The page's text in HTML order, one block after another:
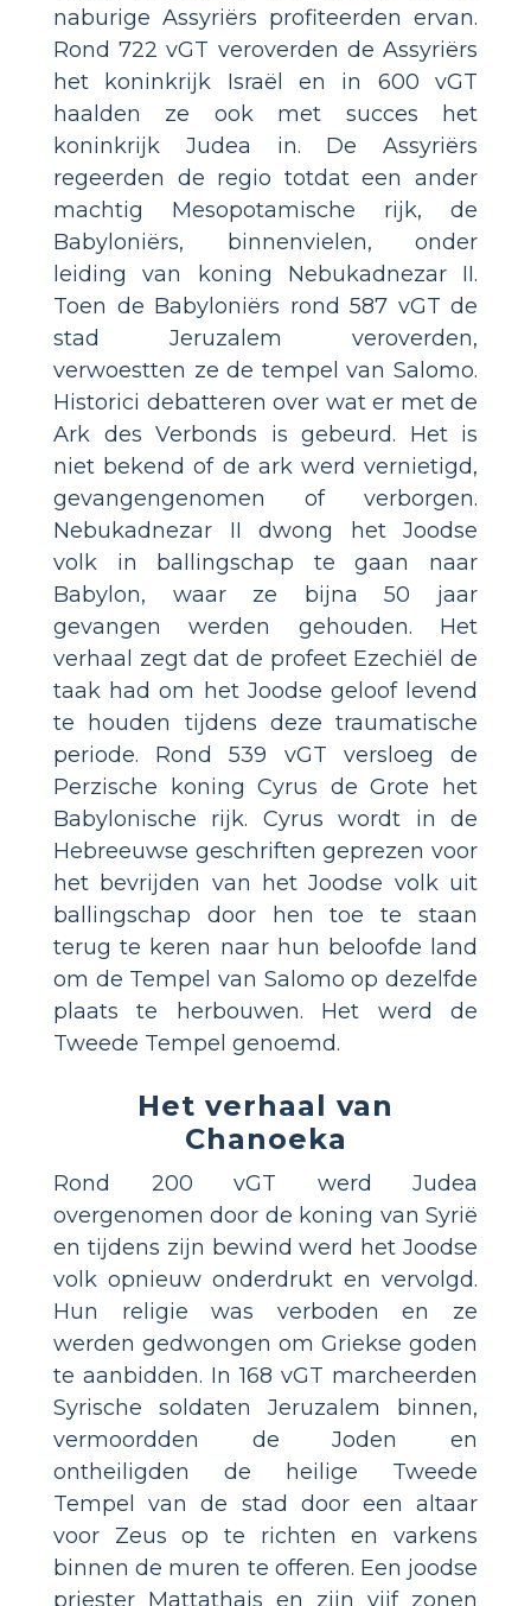
naburige Assyriërs profiteerden ervan.
Rond 722 vGT veroverden de Assyriërs
het koninkrijk Israël en in 600 vGT
haalden ze ook met succes het
koninkrijk Judea in. De Assyriërs
regeerden de regio totdat een ander
machtig Mesopotamische rijk, de
Babyloniërs, binnenvielen, onder
leiding van koning Nebukadnezar II.
Toen de Babyloniërs rond 587 vGT de
stad Jeruzalem veroverden,
verwoestten ze de tempel van Salomo.
Historici debatteren over wat er met de
Ark des Verbonds is gebeurd. Het is
niet bekend of de ark werd vernietigd,
gevangengenomen of verborgen.
Nebukadnezar II dwong het Joodse
volk in ballingschap te gaan naar
Babylon, waar ze bijna 50 jaar
gevangen werden gehouden. Het
verhaal zegt dat de profeet Ezechiël de
taak had om het Joodse geloof levend
te houden tijdens deze traumatische
periode. Rond 539 vGT versloeg de
Perzische koning Cyrus de Grote het
Babylonische rijk. Cyrus wordt in de
Hebreeuwse geschriften geprezen voor
het bevrijden van het Joodse volk uit
ballingschap door hen toe te staan
terug te keren naar hun beloofde land
om de Tempel van Salomo op dezelfde
plaats te herbouwen. Het werd de
Tweede Tempel genoemd.
Het verhaal van
Chanoeka
Rond 200 vGT werd Judea
overgenomen door de koning van Syrië
en tijdens zijn bewind werd het Joodse
volk opnieuw onderdrukt en vervolgd.
Hun religie was verboden en ze
werden gedwongen om Griekse goden
te aanbidden. In 168 vGT marcheerden
Syrische soldaten Jeruzalem binnen,
vermoordden de Joden en
ontheiligden de heilige Tweede
Tempel van de stad door een altaar
voor Zeus op te richten en varkens
binnen de muren te offeren. Een joodse
priester Mattathais en zijn vijf zonen